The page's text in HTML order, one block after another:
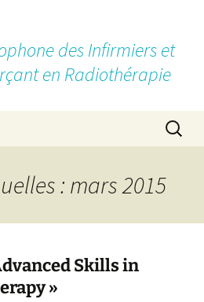
des Infirmiers et
en Radiothérapie
: mars 2015
Skills in
»